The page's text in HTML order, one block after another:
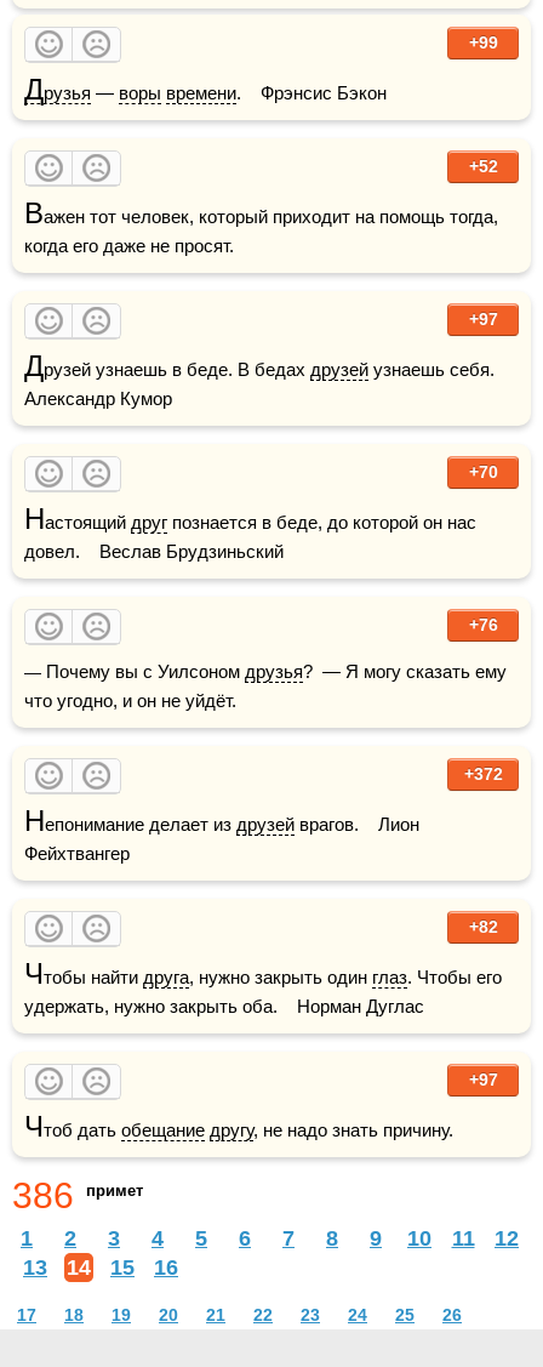
+99
Друзья — воры времени.    Фрэнсис Бэкон
+52
Важен тот человек, который приходит на помощь тогда,
когда его даже не просят.
+97
Друзей узнаешь в беде. В бедах друзей узнаешь себя.
Александр Кумор
+70
Настоящий друг познается в беде, до которой он нас
довел.    Веслав Брудзиньский
+76
— Почему вы с Уилсоном друзья?  — Я могу сказать ему
что угодно, и он не уйдёт.
+372
Непонимание делает из друзей врагов.    Лион
Фейхтвангер
+82
Чтобы найти друга, нужно закрыть один глаз. Чтобы его
удержать, нужно закрыть оба.    Норман Дуглас
+97
Чтоб дать обещание другу, не надо знать причину.
386 примет
1 2 3 4 5 6 7 8 9 10 11
12
13
14 15 16
17 18 19 20 21 22 23 24 25 26